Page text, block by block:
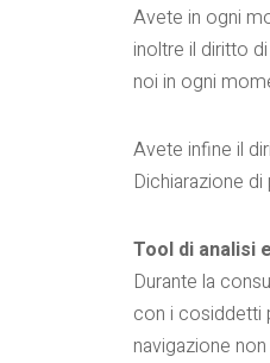
Avete in ogni
inoltre il diritto
noi in ogni
Avete infine il
Dichiarazione
Tool di analisi
Durante la
con i cosiddetti
navigazione